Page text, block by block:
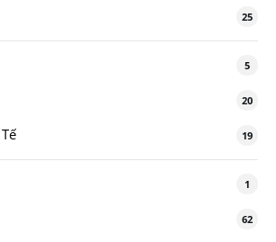
25
5
20
19
1
62